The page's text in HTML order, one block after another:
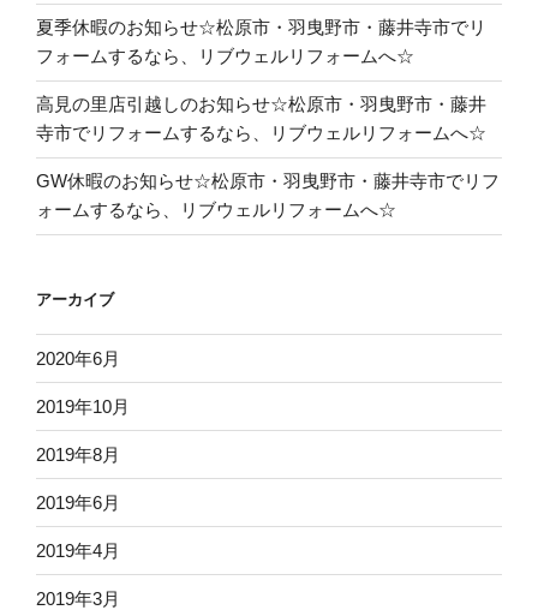
夏季休暇のお知らせ☆松原市・羽曳野市・藤井寺市でリ
フォームするなら、リブウェルリフォームへ☆
高見の里店引越しのお知らせ☆松原市・羽曳野市・藤井
寺市でリフォームするなら、リブウェルリフォームへ☆
GW休暇のお知らせ☆松原市・羽曳野市・藤井寺市でリフ
ォームするなら、リブウェルリフォームへ☆
アーカイブ
2020年6月
2019年10月
2019年8月
2019年6月
2019年4月
2019年3月